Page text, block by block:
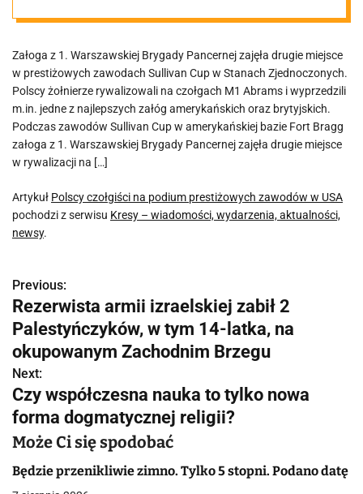
USA
Załoga z 1. Warszawskiej Brygady Pancernej zajęła drugie miejsce
w prestiżowych zawodach Sullivan Cup w Stanach Zjednoczonych.
Polscy żołnierze rywalizowali na czołgach M1 Abrams i wyprzedzili
m.in. jedne z najlepszych załóg amerykańskich oraz brytyjskich.
Podczas zawodów Sullivan Cup w amerykańskiej bazie Fort Bragg
załoga z 1. Warszawskiej Brygady Pancernej zajęła drugie miejsce
w rywalizacji na […]
Artykuł Polscy czołgiści na podium prestiżowych zawodów w USA
pochodzi z serwisu Kresy – wiadomości, wydarzenia, aktualności,
newsy.
N
a
w
i
g
a
c
Previous:
Rezerwista armii izraelskiej zabił 2
Palestyńczyków, w tym 14-latka, na
okupowanym Zachodnim Brzegu
Next:
Czy współczesna nauka to tylko nowa
forma dogmatycznej religii?
Może Ci się spodobać
Będzie przenikliwie zimno. Tylko 5 stopni. Podano datę